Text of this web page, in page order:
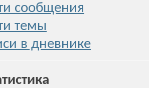
сообщения
темы
в дневнике